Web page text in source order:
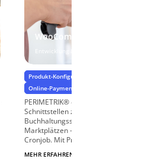
WooCommerce-
Entwicklung & Implementierung
Produkt-Konfiguratoren & Bestellprozesse
Online-Payment & Zahlungsprozesse
PERIMETRIK® entwickelt individuelle
Schnittstellen zu ERP-Systemen,
Buchhaltungssoftware,
Marktplätzen – per REST-API,
Cronjob. Mit Projektreferenzen ...
MEHR ERFAHREN